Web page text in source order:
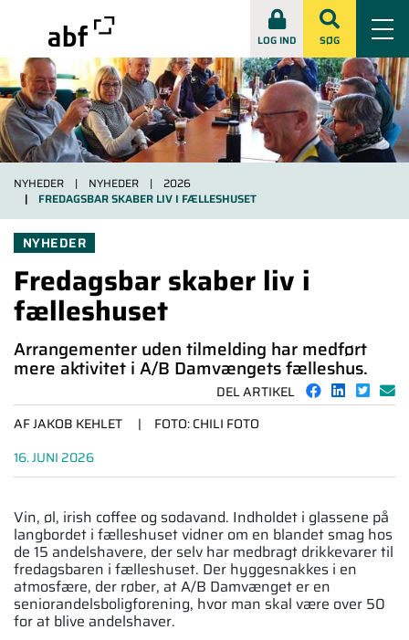
LOG IND SØG
NYHEDER NYHEDER
2026
FREDAGSBAR SKABER LIV I FÆLLESHUSET
NYHEDER
Fredagsbar skaber liv i
fælleshuset
Arrangementer uden tilmelding har medført
mere aktivitet i A/B Damvængets fælleshus.
DEL ARTIKEL
AF JAKOB KEHLET
FOTO: CHILI FOTO
16. JUNI 2026
Vin, øl, irish coffee og sodavand. Ind­holdet i glassene på
langbordet i fælleshu­set vidner om en blandet smag hos
de 15 andelshavere, der selv har medbragt drik­kevarer til
fredagsbaren i fælleshuset. Der hyggesnakkes i en
atmosfære, der røber, at A/B Damvænget er en
seniorandelsbolig­forening, hvor man skal være over 50
for at blive andelshaver.